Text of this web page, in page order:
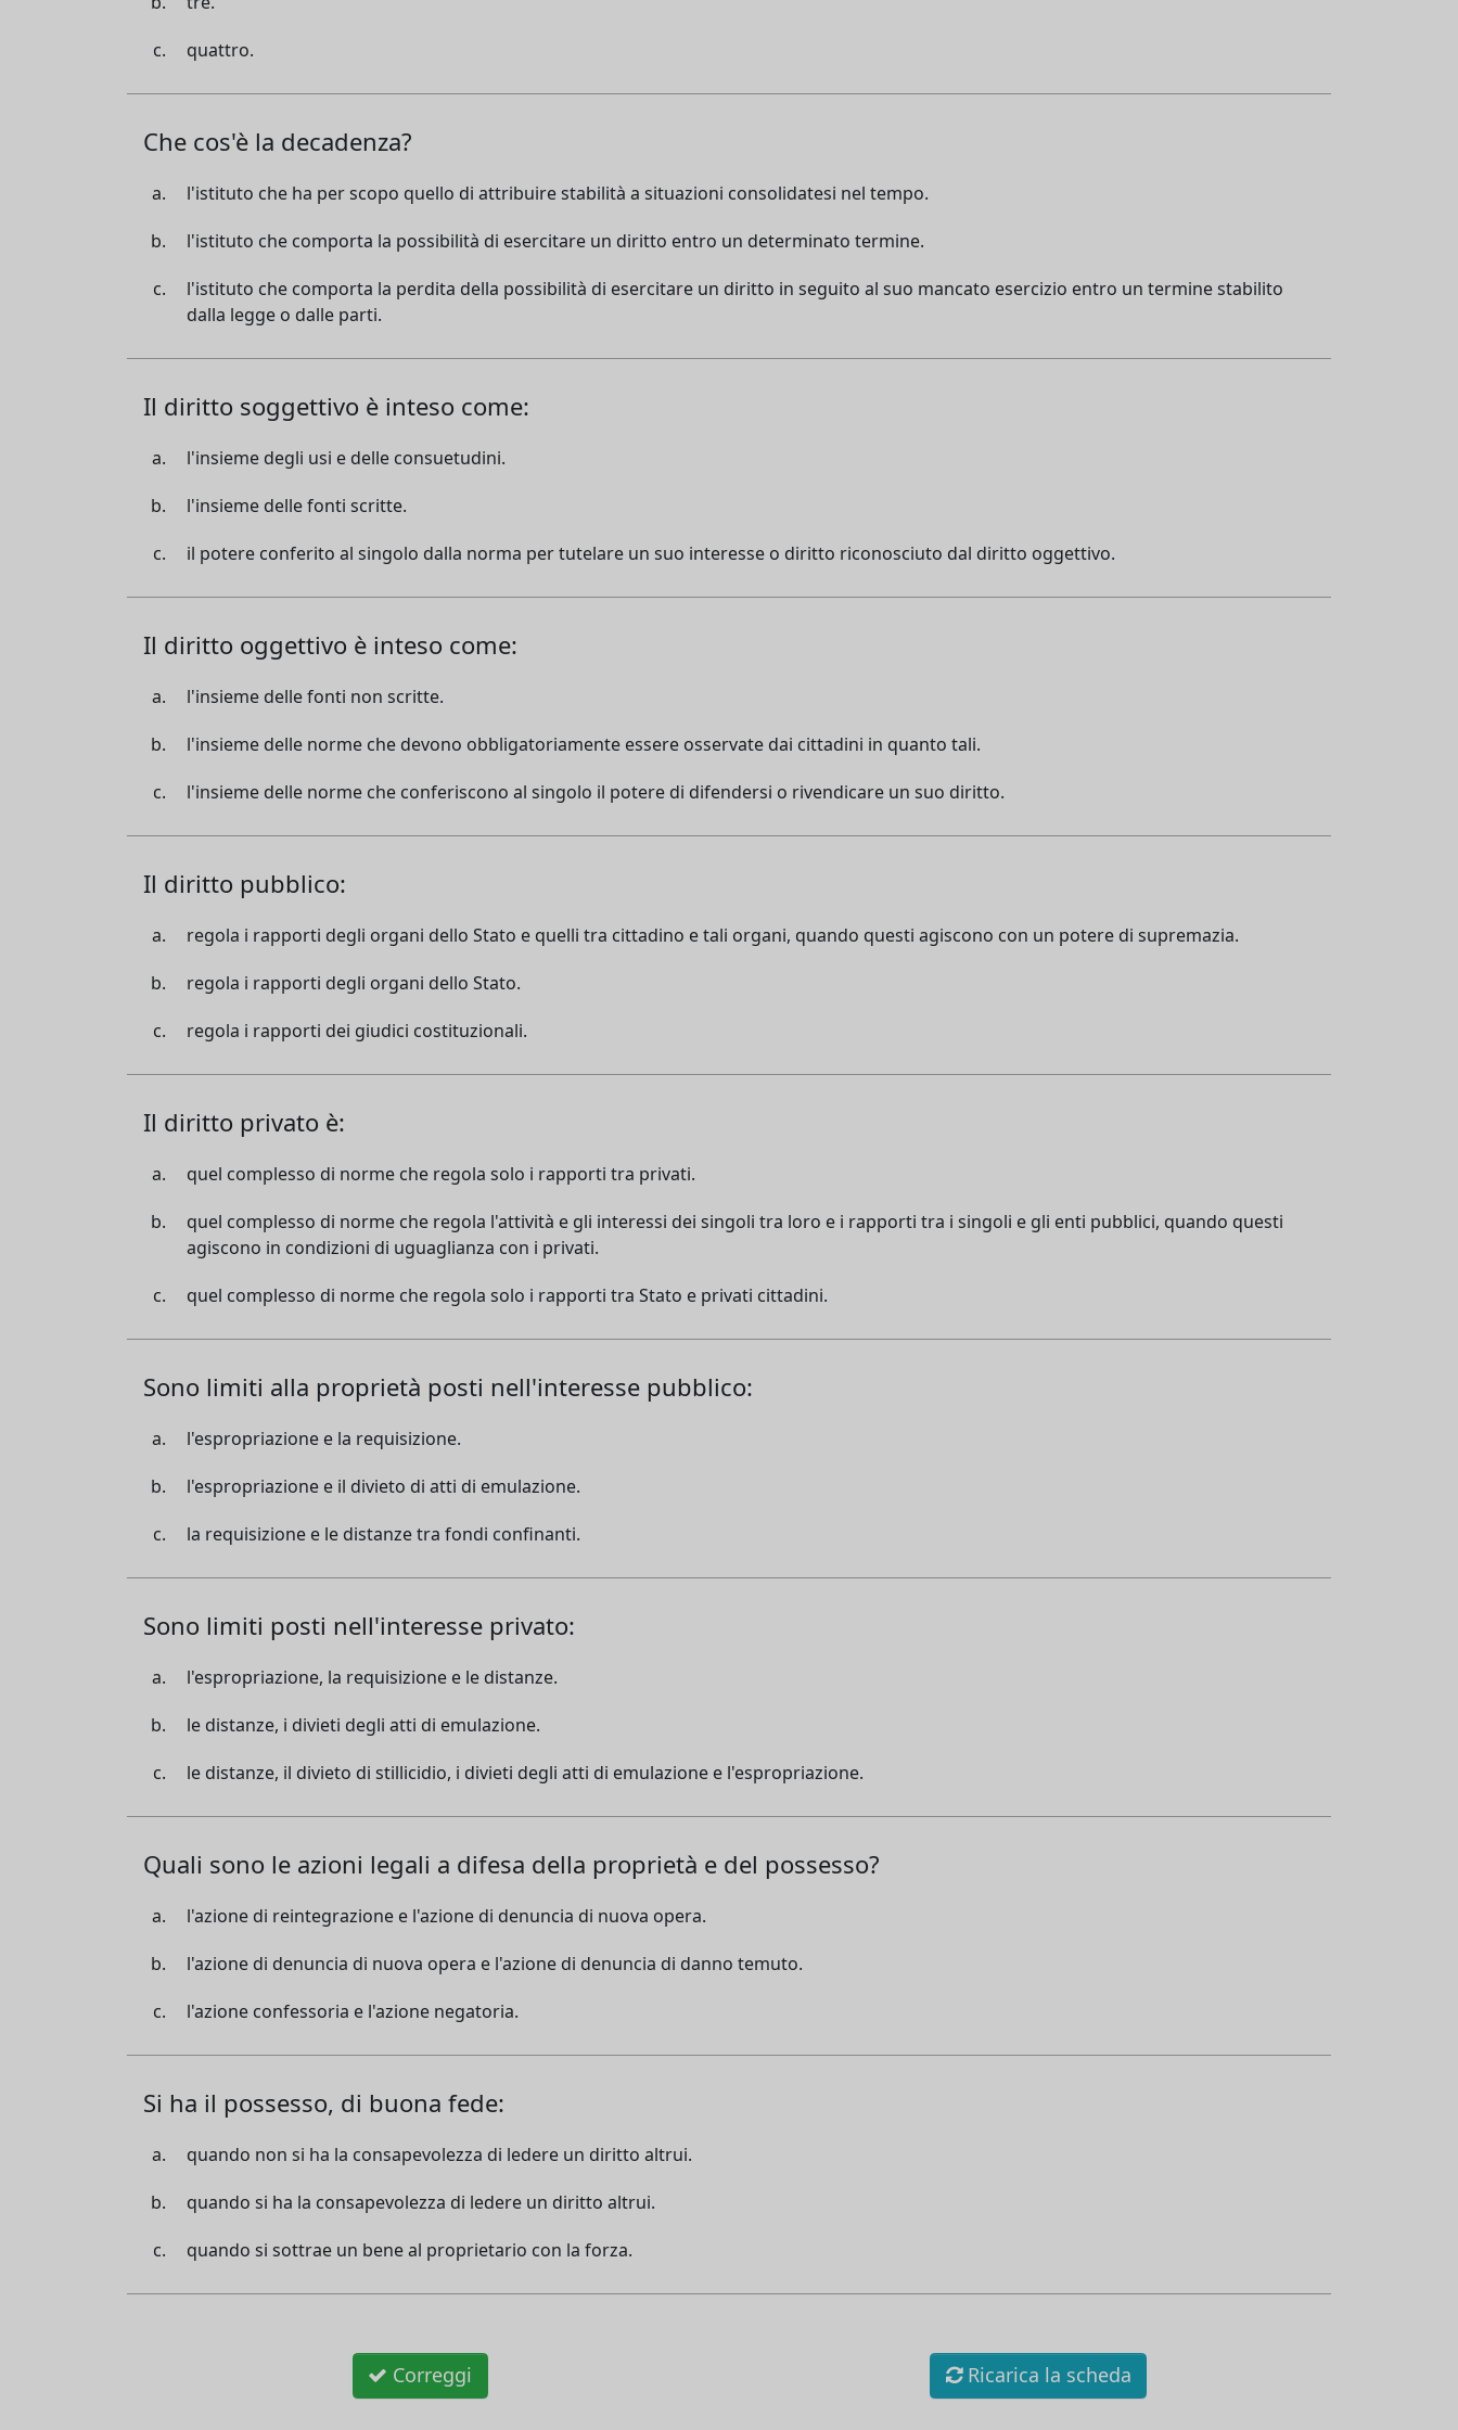
quattro.
Che cos'è la decadenza?
l'istituto che ha per scopo quello di attribuire stabilità a situazioni consolidatesi nel tempo.
l'istituto che comporta la possibilità di esercitare un diritto entro un determinato termine.
l'istituto che comporta la perdita della possibilità di esercitare un diritto in seguito al suo mancato esercizio entro un termine stabilito
dalla legge o dalle parti.
Il diritto soggettivo è inteso come:
l'insieme degli usi e delle consuetudini.
l'insieme delle fonti scritte.
il potere conferito al singolo dalla norma per tutelare un suo interesse o diritto riconosciuto dal diritto oggettivo.
Il diritto oggettivo è inteso come:
l'insieme delle fonti non scritte.
l'insieme delle norme che devono obbligatoriamente essere osservate dai cittadini in quanto tali.
l'insieme delle norme che conferiscono al singolo il potere di difendersi o rivendicare un suo diritto.
Il diritto pubblico:
regola i rapporti degli organi dello Stato e quelli tra cittadino e tali organi, quando questi agiscono con un potere di supremazia.
regola i rapporti degli organi dello Stato.
regola i rapporti dei giudici costituzionali.
Il diritto privato è:
quel complesso di norme che regola solo i rapporti tra privati.
quel complesso di norme che regola l'attività e gli interessi dei singoli tra loro e i rapporti tra i singoli e gli enti pubblici, quando questi
agiscono in condizioni di uguaglianza con i privati.
quel complesso di norme che regola solo i rapporti tra Stato e privati cittadini.
Sono limiti alla proprietà posti nell'interesse pubblico:
l'espropriazione e la requisizione.
l'espropriazione e il divieto di atti di emulazione.
la requisizione e le distanze tra fondi confinanti.
Sono limiti posti nell'interesse privato:
l'espropriazione, la requisizione e le distanze.
le distanze, i divieti degli atti di emulazione.
le distanze, il divieto di stillicidio, i divieti degli atti di emulazione e l'espropriazione.
Quali sono le azioni legali a difesa della proprietà e del possesso?
l'azione di reintegrazione e l'azione di denuncia di nuova opera.
l'azione di denuncia di nuova opera e l'azione di denuncia di danno temuto.
l'azione confessoria e l'azione negatoria.
Si ha il possesso, di buona fede:
quando non si ha la consapevolezza di ledere un diritto altrui.
quando si ha la consapevolezza di ledere un diritto altrui.
quando si sottrae un bene al proprietario con la forza.
Correggi Ricarica la scheda